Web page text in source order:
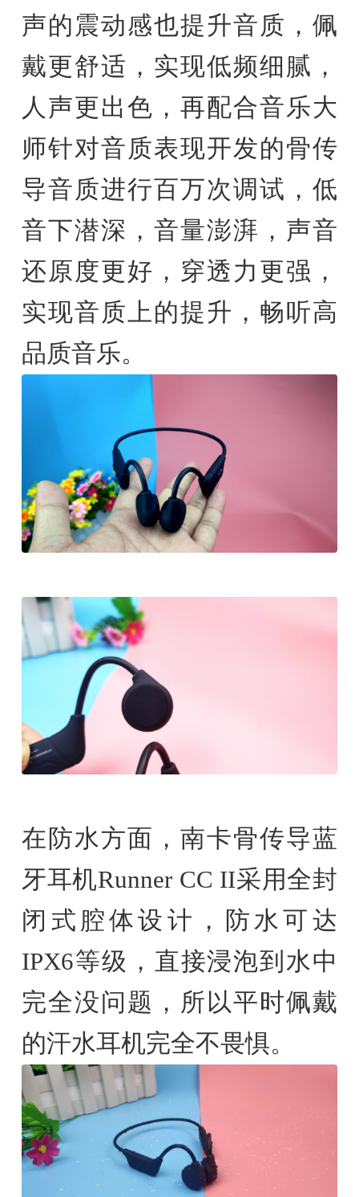
声的震动感也提升音质，佩
戴更舒适，实现低频细腻，
人声更出色，再配合音乐大
师针对音质表现开发的骨传
导音质进行百万次调试，低
音下潜深，音量澎湃，声音
还原度更好，穿透力更强，
实现音质上的提升，畅听高
品质音乐。
在防水方面，南卡骨传导蓝
牙耳机Runner CC II采用全封
闭式腔体设计，防水可达
IPX6等级，直接浸泡到水中
完全没问题，所以平时佩戴
的汗水耳机完全不畏惧。